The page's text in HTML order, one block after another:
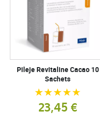
Pileje Revitaline Cacao 10
Sachets
23,45 €